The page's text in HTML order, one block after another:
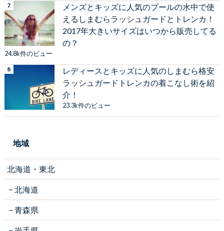
メンズとキッズに人気のプールの水中で使
えるしまむらラッシュガードとトレンカ！
2017年大きいサイズはいつから販売してる
の？
24.8k件のビュー
レディースとキッズに人気のしまむら格安
ラッシュガードトレンカの着こなし術を紹
介！
23.3k件のビュー
地域
北海道・東北
北海道
青森県